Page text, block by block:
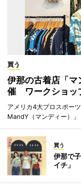
買う
伊那の古着店「マ
催 ワークショッ
アメリカ4大プロスポー
MandY（マンディー）」
買う
伊那で
イチ」